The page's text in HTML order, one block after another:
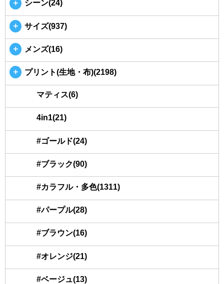
＋ シーン(24)
＋ サイズ(937)
＋ メンズ(16)
＋ プリント(生地・布)(2198)
マティス(6)
4in1(21)
#ゴールド(24)
#ブラック(90)
#カラフル・多色(1311)
#パープル(28)
#ブラウン(16)
#オレンジ(21)
#ベージュ(13)